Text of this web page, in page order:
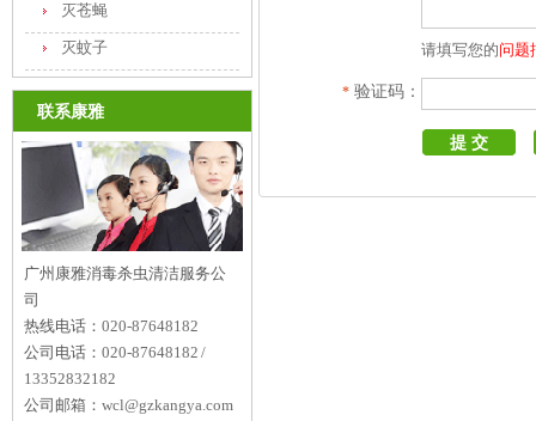
灭苍蝇
灭蚊子
联系康雅
广州康雅消毒杀虫清洁服务公
司
热线电话： 020-87648182
公司电话： 020-87648182 /
13352832182
公司邮箱： wcl@gzkangya.com
请填写您的问题
* 验证码：